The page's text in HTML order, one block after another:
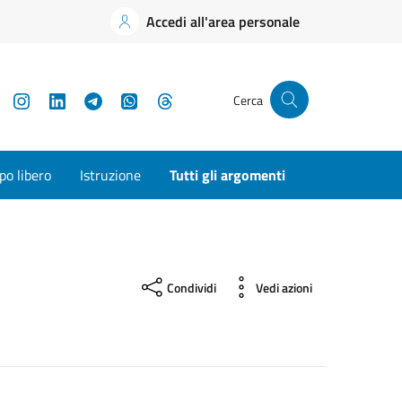
Accedi all'area personale
InstagramLinkedInTelegramWhatsApp Cerca
libero Istruzione Tutti gli argomenti
Condividi Vedi azioni